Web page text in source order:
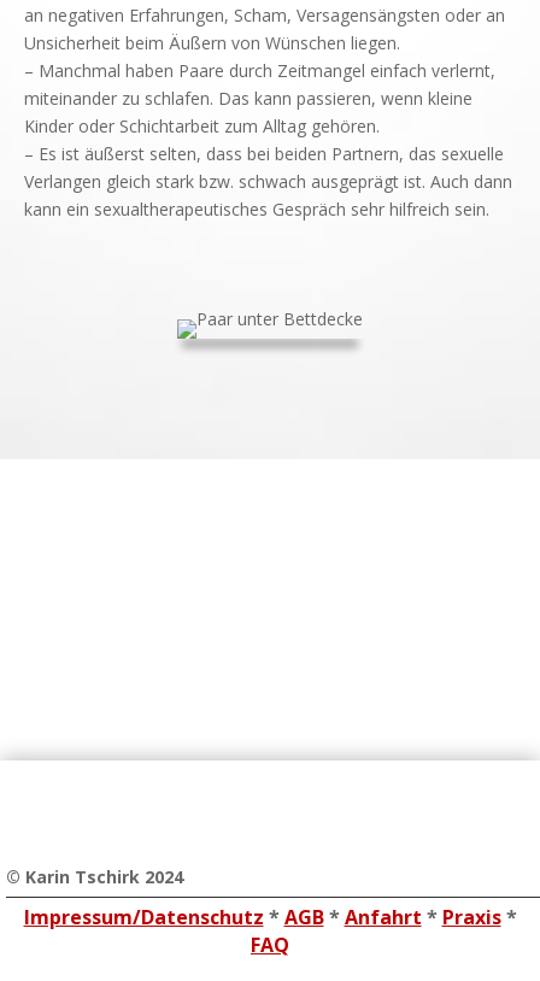
an negativen Erfahrungen, Scham, Versagensängsten oder an
Unsicherheit beim Äußern von Wünschen liegen.
– Manchmal haben Paare durch Zeitmangel einfach verlernt,
miteinander zu schlafen. Das kann passieren, wenn kleine
Kinder oder Schichtarbeit zum Alltag gehören.
– Es ist äußerst selten, dass bei beiden Partnern, das sexuelle
Verlangen gleich stark bzw. schwach ausgeprägt ist. Auch dann
kann ein sexualtherapeutisches Gespräch sehr hilfreich sein.
© Karin Tschirk 2024
Impressum/Datenschutz *AGB*Anfahrt * Praxis*
FAQ